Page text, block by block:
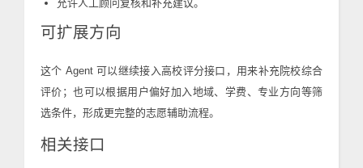
允许人工顾问复核和补充建议。
可扩展方向
这个 Agent 可以继续接入高校评分接口，用来补充院校综合
评价；也可以根据用户偏好加入地域、学费、专业方向等筛
选条件，形成更完整的志愿辅助流程。
相关接口